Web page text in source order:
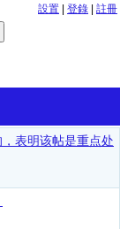
設置 登錄 註冊
表明该帖是重点处